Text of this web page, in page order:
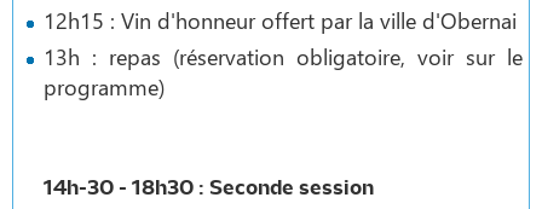
12h15 : Vin d'honneur offert par la ville d'Obernai
13h : repas (réservation obligatoire, voir sur le
programme)
14h-30 - 18h30 : Seconde session